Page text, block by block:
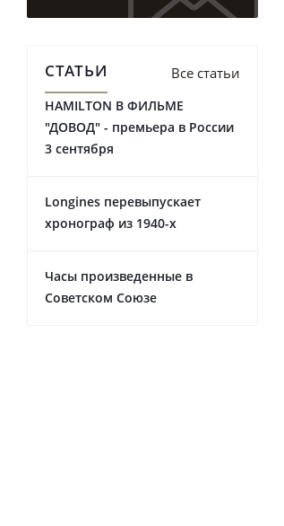
СТАТЬИ Все статьи
HAMILTON В ФИЛЬМЕ
"ДОВОД" - премьера в России
3 сентября
Longines перевыпускает
хронограф из 1940-х
Часы произведенные в
Советском Союзе